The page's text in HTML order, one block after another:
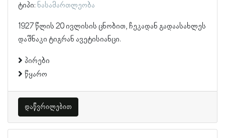
ტიპი: ნასამართლეობა
1927 წლის 20 ივლისის ცნობით, ჩეკადან გადაასახლეს
დაშნაკი ტიგრან ავეტისიანცი.
პირები
წყარო
დაწვრილებით